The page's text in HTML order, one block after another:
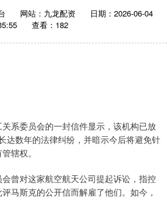
网站：九龙配资
日期：2026-06-04
查看：182
系委员会的一封信件显示，该机构已放
达数年的法律纠纷，并暗示今后将避免针
辖权。
曾对这家航空航天公司提起诉讼，指控
马斯克的公开信而解雇了他们。如今，